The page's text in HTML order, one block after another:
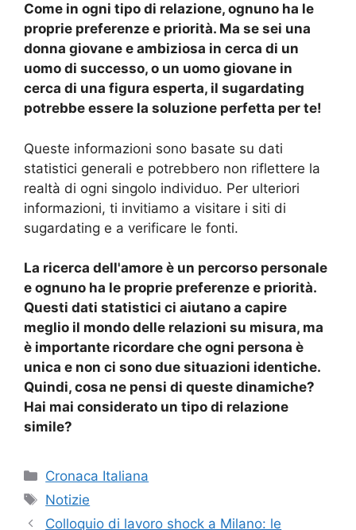
Come in ogni tipo di relazione, ognuno ha le
proprie preferenze e priorità. Ma se sei una
donna giovane e ambiziosa in cerca di un
uomo di successo, o un uomo giovane in
cerca di una figura esperta, il sugardating
potrebbe essere la soluzione perfetta per te!
Queste informazioni sono basate su dati
statistici generali e potrebbero non riflettere la
realtà di ogni singolo individuo. Per ulteriori
informazioni, ti invitiamo a visitare i siti di
sugardating e a verificare le fonti.
La ricerca dell'amore è un percorso personale
e ognuno ha le proprie preferenze e priorità.
Questi dati statistici ci aiutano a capire
meglio il mondo delle relazioni su misura, ma
è importante ricordare che ogni persona è
unica e non ci sono due situazioni identiche.
Quindi, cosa ne pensi di queste dinamiche?
Hai mai considerato un tipo di relazione
simile?
Categorie
Cronaca Italiana
Tag
Notizie
Colloquio di lavoro shock a Milano: le